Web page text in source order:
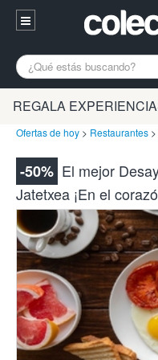
Entrar
94 652 38 15 (L-V 10:30-
¿Necesitas ayuda?
A Coruña
Bilbao
Gijón Huesca
Madrid
Pamplona
Valencia Vitoria
REGALA
Ofertas de hoy > Restaurantes >
-50% El mejor
Jatetxea ¡En el